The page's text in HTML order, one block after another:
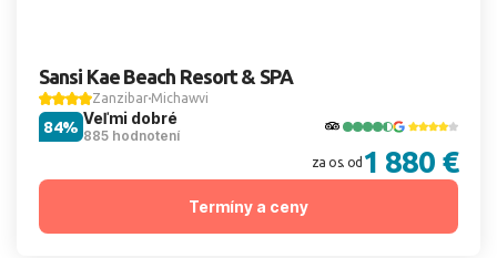
Sansi Kae Beach Resort & SPA
Zanzibar Michawvi
Veľmi dobré
885 hodnotení
84%
za os. od 1 880 €
Termíny a ceny